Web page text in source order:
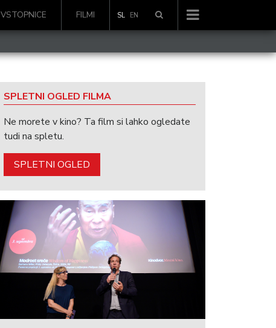
VSTOPNICE FILMI SL EN
SPLETNI OGLED FILMA
Ne morete v kino? Ta film si lahko ogledate
tudi na spletu.
SPLETNI OGLED